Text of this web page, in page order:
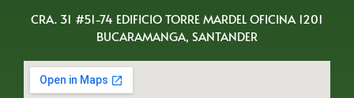
CRA. 31 #51-74 EDIFICIO TORRE MARDEL OFICINA 1201
BUCARAMANGA, SANTANDER